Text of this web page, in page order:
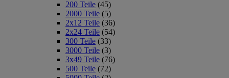
200 Teile (45)
2000 Teile (5)
2x12 Teile (36)
2x24 Teile (54)
300 Teile (33)
3000 Teile (3)
3x49 Teile (76)
500 Teile (72)